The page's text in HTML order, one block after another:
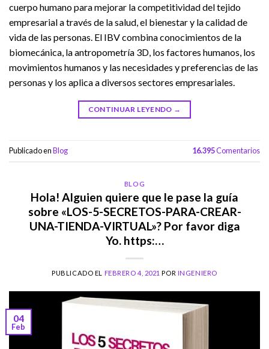
cuerpo humano para mejorar la competitividad del tejido
empresarial a través de la salud, el bienestar y la calidad de
vida de las personas. El IBV combina conocimientos de la
biomecánica, la antropometría 3D, los factores humanos, los
movimientos humanos y las necesidades y preferencias de las
personas y los aplica a diversos sectores empresariales.
CONTINUAR LEYENDO →
Publicado enBlog 16.395Comentarios
BLOG
Hola! Alguien quiere que le pase la guía
sobre «LOS-5-SECRETOS-PARA-CREAR-
UNA-TIENDA-VIRTUAL»? Por favor diga
Yo. https:…
PUBLICADO EL FEBRERO 4, 2021 POR INGENIERO
04
Feb